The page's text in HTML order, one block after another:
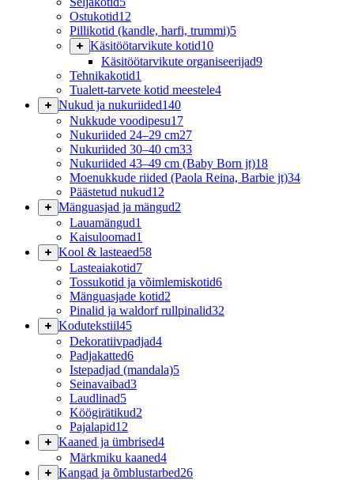
Ostukotid12
Pillikotid (kandle, harfi, trummi)5
Käsitöötarvikute kotid10
Käsitöötarvikute organiseerijad9
Tehnikakotid1
Tualett-tarvete kotid meestele4
Nukud ja nukuriided140
Nukkude voodipesu17
Nukuriided 24–29 cm27
Nukuriided 30–40 cm33
Nukuriided 43–49 cm (Baby Born jt)18
Moenukkude riided (Paola Reina, Barbie jt)34
Päästetud nukud12
Mänguasjad ja mängud2
Lauamängud1
Kaisuloomad1
Kool & lasteaed58
Lasteaiakotid7
Tossukotid ja võimlemiskotid6
Mänguasjade kotid2
Pinalid ja waldorf rullpinalid32
Kodutekstiil45
Dekoratiivpadjad4
Padjakatted6
Istepadjad (mandala)5
Seinavaibad3
Laudlinad5
Köögirätikud2
Pajalapid12
Kaaned ja ümbrised4
Märkmiku kaaned4
Kangad ja õmblustarbed26